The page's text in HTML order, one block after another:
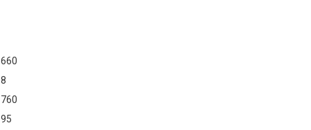
660
8
760
95